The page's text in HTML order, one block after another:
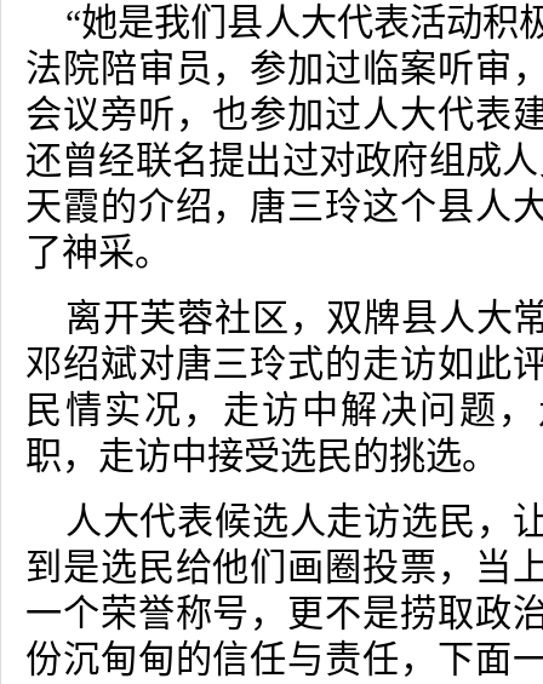
“她是我们县人大代表活动积
法院陪审员，参加过临案听审
会议旁听，也参加过人大代表
还曾经联名提出过对政府组成
天霞的介绍，唐三玲这个县人
了神采。
离开芙蓉社区，双牌县人大
邓绍斌对唐三玲式的走访如此
民情实况，走访中解决问题
职，走访中接受选民的挑选。
人大代表候选人走访选民，
到是选民给他们画圈投票，当
一个荣誉称号，更不是捞取政
份沉甸甸的信任与责任，下面